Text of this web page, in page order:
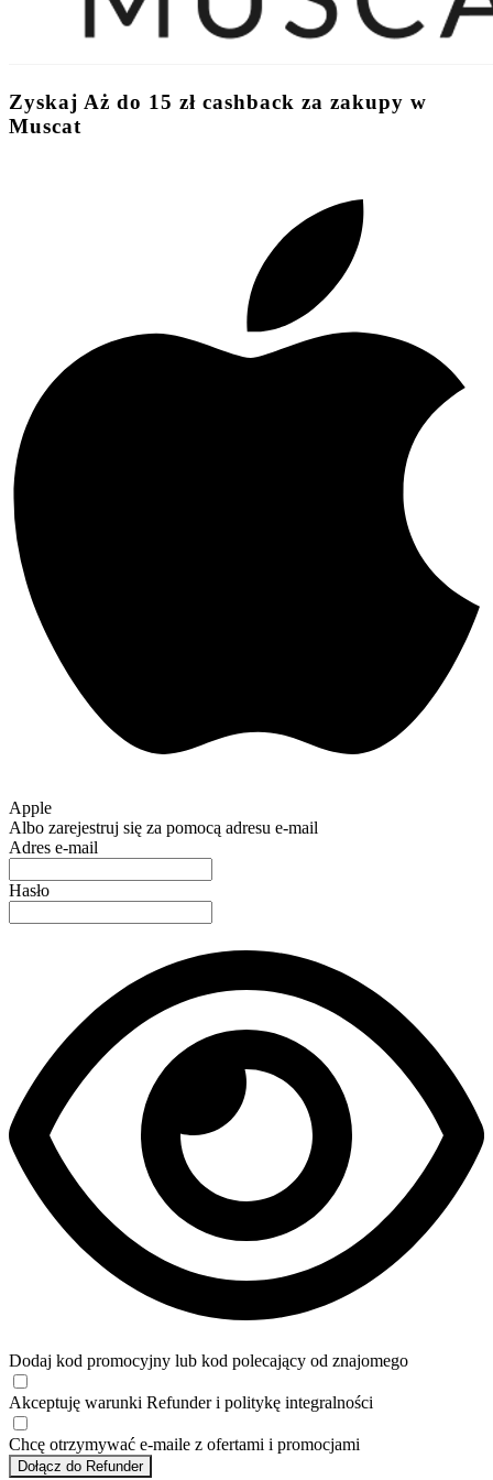
Zyskaj Aż do 15 zł cashback za zakupy w
Muscat
Apple
Albo zarejestruj się za pomocą adresu e-mail
Adres e-mail
Hasło
Dodaj kod promocyjny lub kod polecający od znajomego
Akceptuję warunki Refunder i politykę integralności
Chcę otrzymywać e-maile z ofertami i promocjami
Dołącz do Refunder